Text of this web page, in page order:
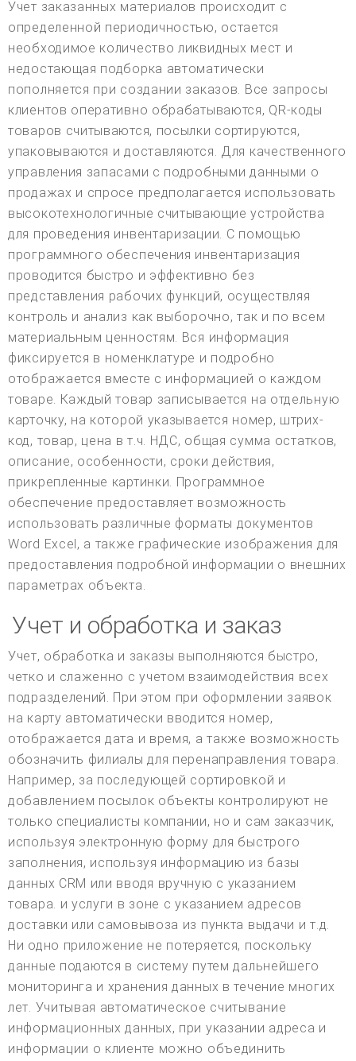
Учет заказанных материалов происходит с
определенной периодичностью, остается
необходимое количество ликвидных мест и
недостающая подборка автоматически
пополняется при создании заказов. Все запросы
клиентов оперативно обрабатываются, QR-коды
товаров считываются, посылки сортируются,
упаковываются и доставляются. Для качественного
управления запасами с подробными данными о
продажах и спросе предполагается использовать
высокотехнологичные считывающие устройства
для проведения инвентаризации. С помощью
программного обеспечения инвентаризация
проводится быстро и эффективно без
представления рабочих функций, осуществляя
контроль и анализ как выборочно, так и по всем
материальным ценностям. Вся информация
фиксируется в номенклатуре и подробно
отображается вместе с информацией о каждом
товаре. Каждый товар записывается на отдельную
карточку, на которой указывается номер, штрих-
код, товар, цена в т.ч. НДС, общая сумма остатков,
описание, особенности, сроки действия,
прикрепленные картинки. Программное
обеспечение предоставляет возможность
использовать различные форматы документов
Word Excel, а также графические изображения для
предоставления подробной информации о внешних
параметрах объекта.
Учет и обработка и заказ
Учет, обработка и заказы выполняются быстро,
четко и слаженно с учетом взаимодействия всех
подразделений. При этом при оформлении заявок
на карту автоматически вводится номер,
отображается дата и время, а также возможность
обозначить филиалы для перенаправления товара.
Например, за последующей сортировкой и
добавлением посылок объекты контролируют не
только специалисты компании, но и сам заказчик,
используя электронную форму для быстрого
заполнения, используя информацию из базы
данных CRM или вводя вручную с указанием
товара. и услуги в зоне с указанием адресов
доставки или самовывоза из пункта выдачи и т.д.
Ни одно приложение не потеряется, поскольку
данные подаются в систему путем дальнейшего
мониторинга и хранения данных в течение многих
лет. Учитывая автоматическое считывание
информационных данных, при указании адреса и
информации о клиенте можно объединить